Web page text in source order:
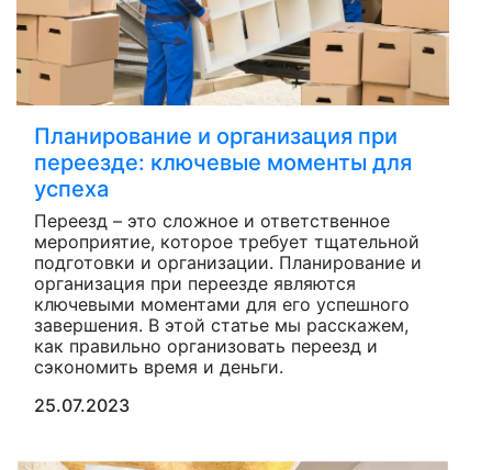
Планирование и организация при
переезде: ключевые моменты для
успеха
Переезд – это сложное и ответственное
мероприятие, которое требует тщательной
подготовки и организации. Планирование и
организация при переезде являются
ключевыми моментами для его успешного
завершения. В этой статье мы расскажем,
как правильно организовать переезд и
сэкономить время и деньги.
25.07.2023